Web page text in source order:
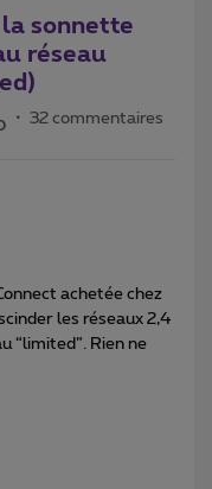
la sonnette
réseau
32 commentaires
achetée chez
les réseaux 2,4
“limited”. Rien ne